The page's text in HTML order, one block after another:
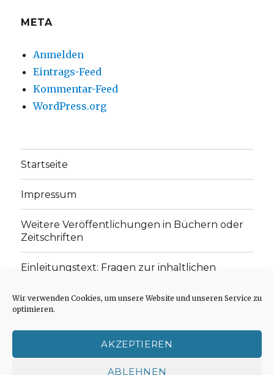
Wir verwenden Cookies, um unsere Website und unseren Service zu
optimieren.
AKZEPTIEREN
ABLEHNEN
META
Anmelden
Eintrags-Feed
Kommentar-Feed
WordPress.org
Startseite
Impressum
Weitere Veröffentlichungen in Büchern oder
Zeitschriften
Einleitungstext: Fragen zur inhaltlichen
„schwachen Glaubens“
Cookie-Richtlinie (EU)